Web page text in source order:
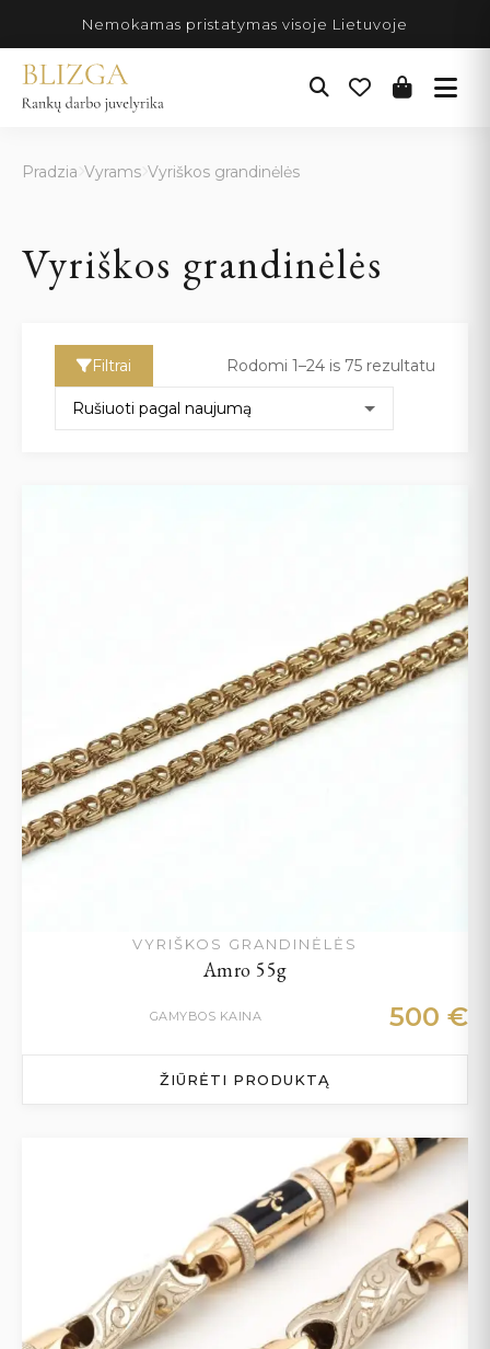
turinio
Nemokamas pristatymas visoje Lietuvoje
Pradzia Vyrams Vyriškos grandinėlės
Vyriškos grandinėlės
Filtrai Rodomi 1–24 is 75 rezultatu
VYRIŠKOS GRANDINĖLĖS
Amro 55g
GAMYBOS KAINA 500 €
ŽIŪRĖTI PRODUKTĄ